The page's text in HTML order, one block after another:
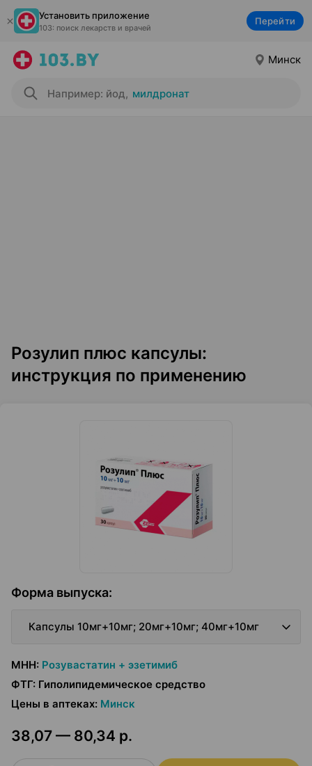
Установить приложение
103: поиск лекарств и врачей
Перейти
Минск
Например: йод, милдронат
Розулип плюс капсулы:
инструкция по применению
Форма выпуска:
Капсулы 10мг+10мг; 20мг+10мг; 40мг+10мг
МНН: Розувастатин + эзетимиб
ФТГ: Гиполипидемическое средство
Цены в аптеках: Минск
38,07 — 80,34 р.